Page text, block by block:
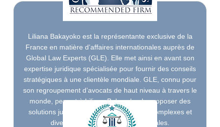
Liliana Bakayoko est la représentante exclusive de la
France en matière d’affaires internationales auprès de
Global Law Experts (GLE). Elle met ainsi en avant son
expertise juridique spécialisée pour fournir des conseils
stratégiques à une clientèle mondiale. GLE, connu pour
son regroupement d’avocats de haut niveau à travers le
monde, permet à Liliana Bakayoko de proposer des
solutions juridiques adaptées aux défis complexes et
diversifiés des affaires internationales.